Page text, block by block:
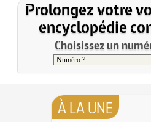
Prolongez votre
encyclopédie
Choisissez un
À LA UNE